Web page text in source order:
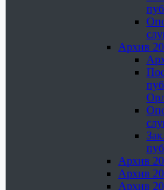
Архив
Архив
Архив
Архив